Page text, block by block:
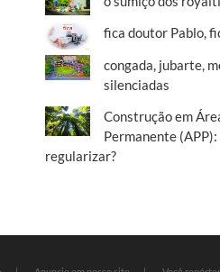
fica doutor Pablo,
congada, jubarte,
silenciadas
Construção em
Permanente
regularizar?